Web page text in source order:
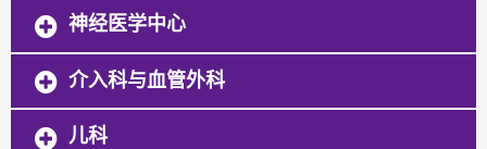
神经医学中心
介入科与血管外科
儿科